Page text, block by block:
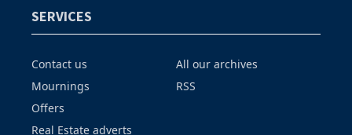
SERVICES
Contact us
Mournings
Offers
Real Estate adverts
All our archives
RSS